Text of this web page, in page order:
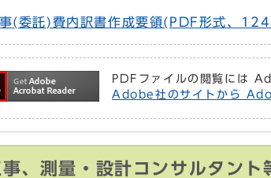
(委託)費内訳書作成要領(PDF形式、
PDFファイルの閲覧には
Adobe社のサイトから
事、測量・設計コンサルタン